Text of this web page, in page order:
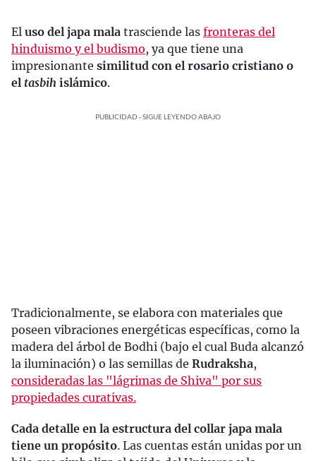
El uso del japa mala trasciende las fronteras del
hinduismo y el budismo, ya que tiene una
impresionante similitud con el rosario cristiano o
el tasbih islámico.
PUBLICIDAD - SIGUE LEYENDO ABAJO
Tradicionalmente, se elabora con materiales que
poseen vibraciones energéticas específicas, como la
madera del árbol de Bodhi (bajo el cual Buda alcanzó
la iluminación) o las semillas de Rudraksha,
consideradas las "lágrimas de Shiva" por sus
propiedades curativas.
Cada detalle en la estructura del collar japa mala
tiene un propósito. Las cuentas están unidas por un